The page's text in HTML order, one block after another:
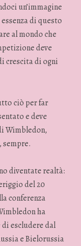
un’immagine
di questo
al mondo che
deve
crescita di ogni
ciò per far
e deve
Wimbledon,
sempre.
diventate realtà:
del 20
conferenza
ha
escludere dal
e Bielorussia